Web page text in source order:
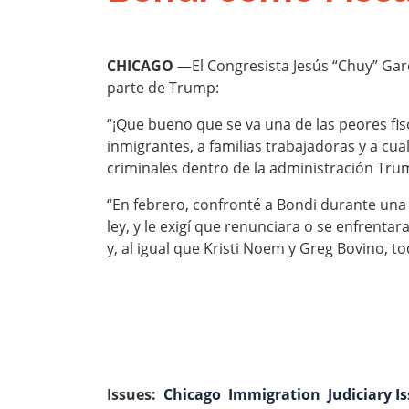
CHICAGO —El Congresista Jesús “Chuy”
parte de Trump:
“¡Que bueno que se va una de las peores
inmigrantes, a familias trabajadoras y a
criminales dentro de la administración
“En febrero, confronté a Bondi durante
ley, y le exigí que renunciara o se
y, al igual que Kristi Noem y Greg Bovino,
Issues: Chicago Immigration Judiciary